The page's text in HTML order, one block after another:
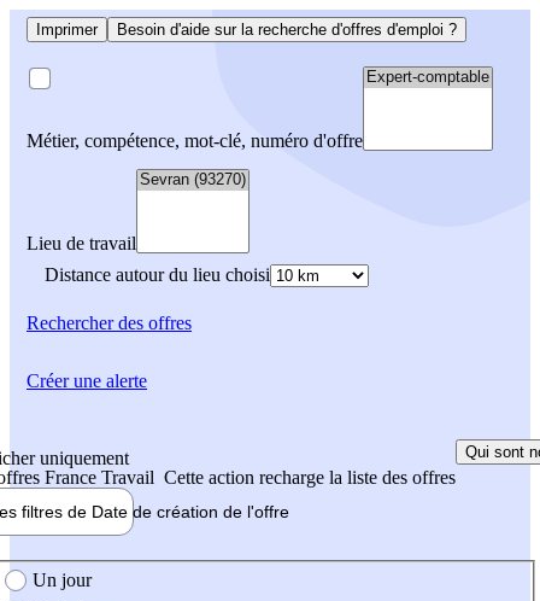
Imprimer Besoin d'aide sur la recherche d'offres d'emploi ?
Métier, compétence, mot-clé, numéro d'offre
Lieu de travail
Distance autour du lieu choisi
Rechercherdes offres
uniquement
France Travail Cette action recharge la liste des offres
Qui sont
filtres de Date de création de l'offre
création de l'offre
Un jour
Créer une alerte